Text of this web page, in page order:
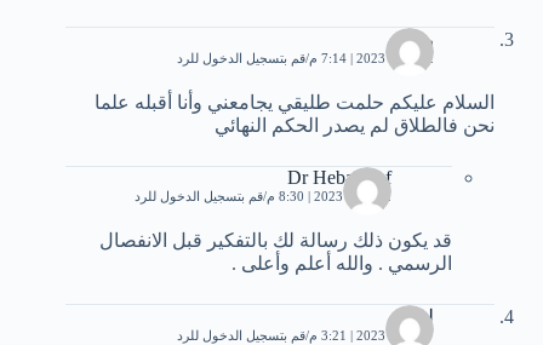
ريان
22 مايو، 2023 | 7:14 م قم بتسجيل الدخول للرد
السلام عليكم حلمت طليقي يجامعني وأنا أقبله علما
نحن فالطلاق لم يصدر الحكم النهائي
Dr Heba Atef
22 مايو، 2023 | 8:30 م قم بتسجيل الدخول للرد
قد يكون ذلك رسالة لك بالتفكير قبل الانفصال
الرسمي . والله أعلم وأعلى .
ليليا
27 مايو، 2023 | 3:21 م قم بتسجيل الدخول للرد